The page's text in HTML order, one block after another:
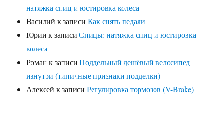
натяжка спиц и юстировка колеса
Василий к записиКак снять педали
Юрий к записиСпицы: натяжка спиц и юстировка
колеса
Роман к записиПоддельный дешёвый велосипед
изнутри (типичные признаки подделки)
Алексей к записиРегулировка тормозов (V-Brake)